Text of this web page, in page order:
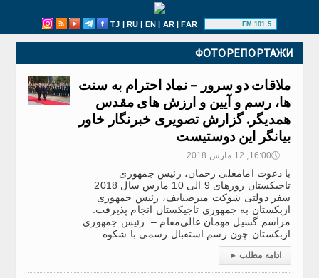
TJ | RU | EN | AR|FAR 101.5 FM
ФОТОРЕПОРТАЖИ
ملاقات دو سرور – نماد احترام به سنت
ها، رسم و آیین و ارزش های مقدس
همدیگر. گزارش تصویری خبرنگار خاور
بیانگر این دوستیست
🕔16:00, 12.مارس 2018
با دعوت امامعلی رحمان، رئیس جمهوری
تاجیکستان روزهای 9 الی 10 مارس سال 2018
سفر دولتی شوکت میرضیایف، رئیس جمهوری
ازبکستان به جمهوری تاجیکستان انجام پذیرفت.
مراسم گسیل مهمان عالی‌مقام – رئیس جمهوری
ازبکستان چون رسم استقبال رسمی با شکوه
ادامه مطلب ▸